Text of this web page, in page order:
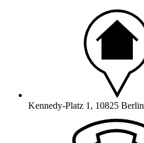
Kennedy-Platz 1, 10825 Berlin